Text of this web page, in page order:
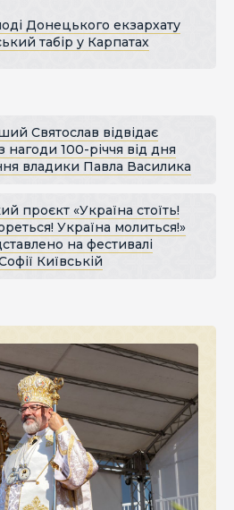
Донецького екзархату
табір у Карпатах
Святослав відвідає
100-річчя від дня
владики Павла Василика
проєкт «Україна стоїть!
Україна молиться!»
на фестивалі
Київській